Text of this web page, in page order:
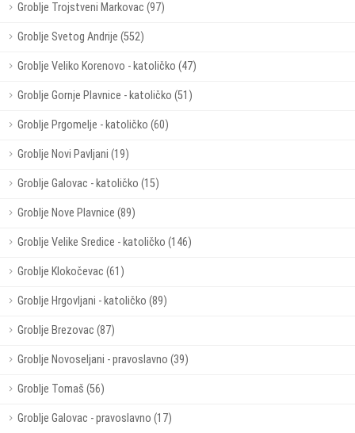
Groblje Trojstveni Markovac (97)
Groblje Svetog Andrije (552)
Groblje Veliko Korenovo - katoličko (47)
Groblje Gornje Plavnice - katoličko (51)
Groblje Prgomelje - katoličko (60)
Groblje Novi Pavljani (19)
Groblje Galovac - katoličko (15)
Groblje Nove Plavnice (89)
Groblje Velike Sredice - katoličko (146)
Groblje Klokočevac (61)
Groblje Hrgovljani - katoličko (89)
Groblje Brezovac (87)
Groblje Novoseljani - pravoslavno (39)
Groblje Tomaš (56)
Groblje Galovac - pravoslavno (17)